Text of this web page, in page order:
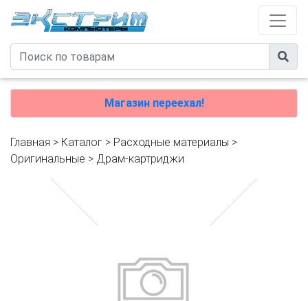
Магазин переехал!
Главная > Каталог > Расходные материалы >
Оригинальные > Драм-картриджи